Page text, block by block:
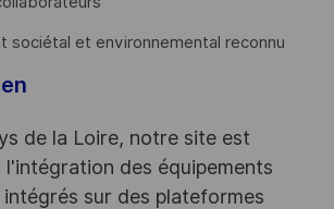
sociétal et environnemental reconnu
de la Loire, notre site est
l'intégration des équipements
intégrés sur des plateformes